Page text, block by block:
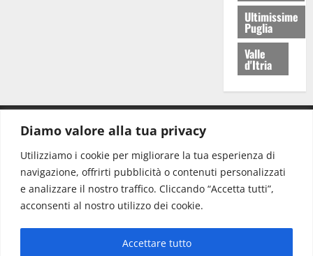
Diamo valore alla tua privacy
Utilizziamo i cookie per migliorare la tua esperienza di
navigazione, offrirti pubblicità o contenuti personalizzati
e analizzare il nostro traffico. Cliccando “Accetta tutti”,
acconsenti al nostro utilizzo dei cookie.
Accettare tutto
Ultimissime
Puglia
Valle
d'Itria
Redazione: redazione@www.martinasera.it
Direttore:direttore@www.martinasera.it
Info & Commerciale:info@www.martinasera.it